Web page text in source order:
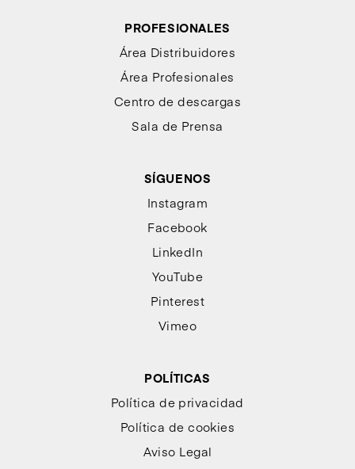
PROFESIONALES
Área Distribuidores
Área Profesionales
Centro de descargas
Sala de Prensa
SÍGUENOS
Instagram
Facebook
LinkedIn
YouTube
Pinterest
Vimeo
POLÍTICAS
Política de privacidad
Política de cookies
Aviso Legal